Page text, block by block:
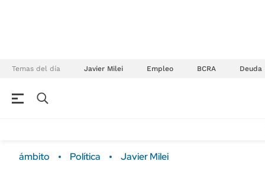
Temas del día Javier Milei Empleo BCRA Deuda
ámbito Política Javier Milei